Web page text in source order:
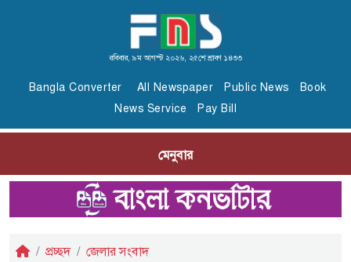
রবিবার, ৯ম আগস্ট ২০২৬, ২৫শে শ্রাবণ ১৪৩৩
Bangla Converter All Newspaper Public News
Book
News Service
Pay Bill
মেনুবার
প্রচ্ছদ জেলার সংবাদ